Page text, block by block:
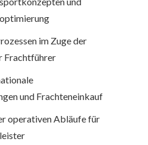
im Zuge der
Frachtführer
und Frachteneinkauf
operativen Abläufe für